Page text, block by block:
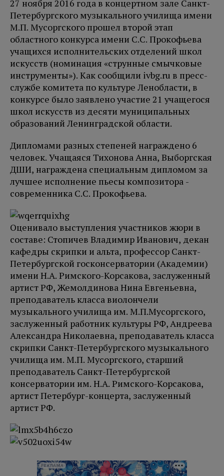
27 ноября 2016 года в концертном зале Санкт-
Петербургского музыкального училища имени
М.П. Мусоргского прошел второй этап
областного конкурса имени С.С. Прокофьева
учащихся исполнительских отделений школ
искусств (номинация «струнные смычковые
инструменты»). Как сообщили ivbg.ru в пресс-
службе комитета по культуре Ленобласти, в
конкурсе было заявлено участие 21 учащегося
школ искусств из десяти муниципальных
образований Ленинградской области.
Дипломами разных степеней награждено 6
человек. Учащаяся Тихонова Анна, Выборгская
ДШИ, награждена специальным дипломом за
лучшее исполнение пьесы композитора -
современника С.С. Прокофьева.
Оценивало выступления участников жюри в
составе: Стопичев Владимир Иванович, декан
кафедры скрипки и альта, профессор Санкт-
Петербургской госконсерватории (Академии)
имени Н.А. Римского-Корсакова, заслуженный
артист РФ, Жемолдинова Нина Евгеньевна,
преподаватель класса виолончели
музыкального училища им. М.П.Мусоргского,
заслуженный работник культуры РФ, Андреева
Александра Николаевна, преподаватель класса
скрипки Санкт-Петербургского музыкального
училища им. М.П. Мусоргского, старший
преподаватель Санкт-Петербургской
консерватории им. Н.А. Римского-Корсакова,
артист Петербург-концерта, заслуженный
артист РФ.
РЕКЛАМА